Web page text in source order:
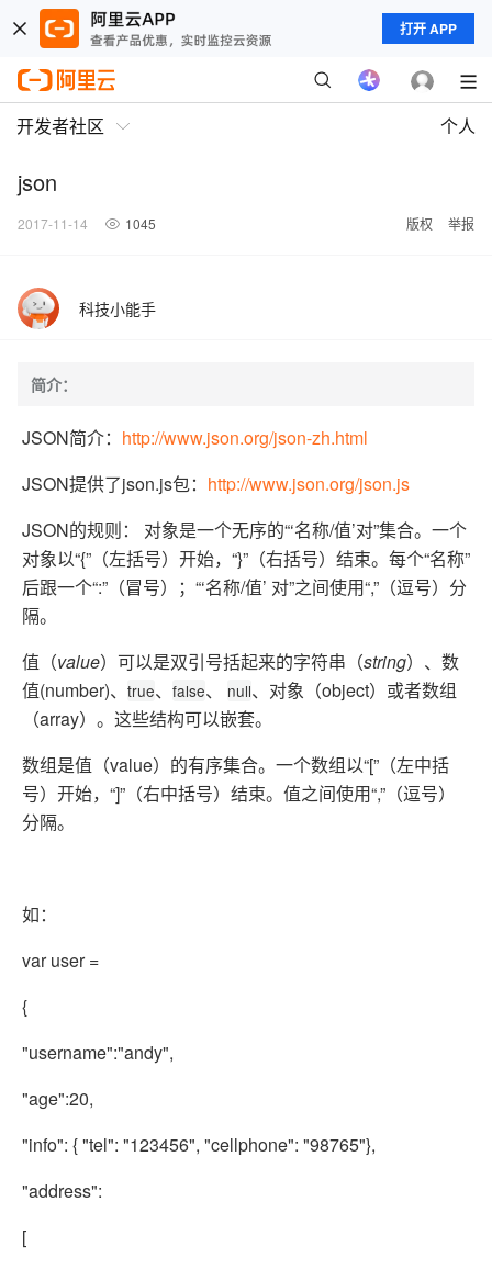
打开 APP
开发者社区 个人
json
2017-11-14 1045 版权 举报
科技小能手
简介：
JSON简介： http://www.json.org/json-zh.html
JSON提供了json.js包： http://www.json.org/json.js
JSON的规则： 对象是一个无序的“‘名称/值’对”集合。一个
对象以“{”（左括号）开始，“}”（右括号）结束。每个“名称”
后跟一个“:”（冒号）；“‘名称/值’ 对”之间使用“,”（逗号）分
隔。
值（value）可以是双引号括起来的字符串（string）、数
值(number)、 true、 false、 null、对象（object）或者数组
（array）。这些结构可以嵌套。
数组是值（value）的有序集合。一个数组以“[”（左中括
号）开始，“]”（右中括号）结束。值之间使用“,”（逗号）
分隔。
如：
varuser =
{
"username":"andy",
"age":20,
"info": {"tel": "123456", "cellphone": "98765"},
"address":
[